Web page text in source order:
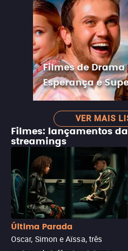
Filmes de Drama
Esperança e
VER MAIS
Filmes: lançamentos
streamings
Última Parada
Oscar, Simon e Aïssa, três